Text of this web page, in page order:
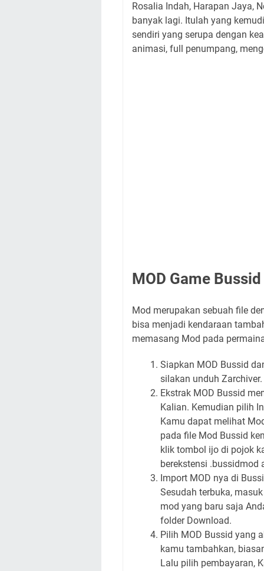
Rosalia Indah, Harapan Jaya,
banyak lagi. Itulah yang
sendiri yang serupa dengan
animasi, full penumpang,
MOD Game
Mod merupakan sebuah file
bisa menjadi kendaraan
memasang Mod pada
Siapkan MOD Bussid
silakan unduh Zarchiver.
Ekstrak MOD Bussid
Kalian. Kemudian pilih
Kamu dapat melihat
pada file Mod Bussid
klik tombol ijo di pojok
berekstensi .bussidmod
Import MOD nya di
Sesudah terbuka,
mod yang baru saja
folder Download.
Pilih MOD Bussid yang
kamu tambahkan,
Lalu pilih pembayaran,